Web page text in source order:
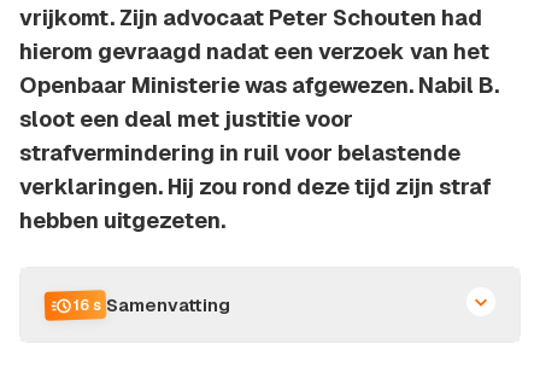
vrijkomt. Zijn advocaat Peter Schouten had
hierom gevraagd nadat een verzoek van het
Openbaar Ministerie was afgewezen. Nabil B.
sloot een deal met justitie voor
strafvermindering in ruil voor belastende
verklaringen. Hij zou rond deze tijd zijn straf
hebben uitgezeten.
16 s Samenvatting